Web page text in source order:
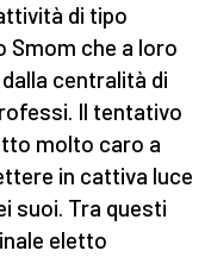
di tipo
Smom che a loro
centralità di
Il tentativo
molto caro a
in cattiva luce
suoi. Tra questi
eletto